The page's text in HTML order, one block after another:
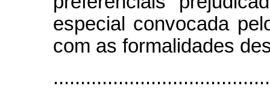
especial convocada
com as formalidades